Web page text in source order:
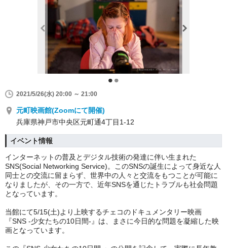
2021/5/26(水) 20:00 ～ 21:00
元町映画館(Zoomにて開催)
兵庫県神戸市中央区元町通4丁目1-12
イベント情報
インターネットの普及とデジタル技術の発達に伴い生まれた
SNS(Social Networking Service)。このSNSの誕生によって身近な人
同士との交流に留まらず、世界中の人々と交流をもつことが可能に
なりましたが、 その一方で、近年SNSを通じたトラブルも社会問題
となっています。
当館にて5/15(土)より上映するチェコの ドキュメンタリー映画
『SNS -少女たちの10日間-』は、まさに今日的な問題を凝縮した映
画となっています。